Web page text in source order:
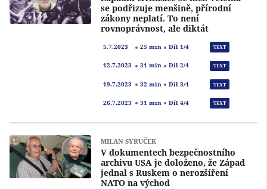
se podřizuje menšině, přírodní
zákony neplatí. To není
rovnoprávnost, ale diktát
5.7.2023 25 min Díl 1/4 TEXT
12.7.2023 31 min Díl 2/4 TEXT
19.7.2023 32 min Díl 3/4 TEXT
26.7.2023 31 min Díl 4/4 TEXT
MILAN SYRUČEK
V dokumentech bezpečnostního
archivu USA je doloženo, že Západ
jednal s Ruskem o nerozšíření
NATO na východ